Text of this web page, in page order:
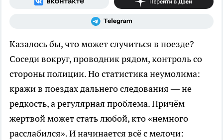
Казалось бы, что может случиться в поезде?
Соседи вокруг, проводник рядом, контроль со
стороны полиции. Но статистика неумолима:
кражи в поездах дальнего следования — не
редкость, а регулярная проблема. Причём
жертвой может стать любой, кто «немного
расслабился». И начинается всё с мелочи: